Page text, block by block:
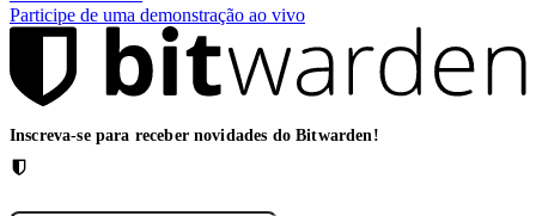
Participe de uma demonstração ao vivo
Inscreva-se para receber novidades do Bitwarden!